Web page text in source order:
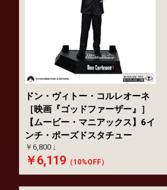
ドン・ヴィトー・コルレオーネ
［映画『ゴッドファーザー』］
【ムービー・マニアックス】6イ
ンチ・ポーズドスタチュー
￥6,800
￥6,119 （10%OFF）